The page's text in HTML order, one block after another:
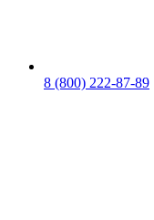
8 (800) 222-87-89